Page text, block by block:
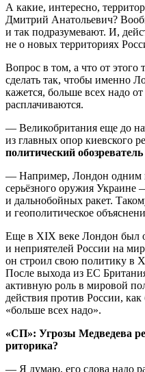
А какие, интересно,
Дмитрий Анатольевич?
и так подразумевают. И,
не о новых территориях
Вопрос в том, а что от этого
сделать так, чтобы именно
кажется, больше всех надо
расплачиваются.
— Великобритания еще до
из главных опор киевского
политический
— Например, Лондон одним
серьёзного оружия Украине
и дальнобойных ракет.
и геополитическое
Еще в XIX веке Лондон был
и неприятелей России на
он строил свою политику в
После выхода из ЕС
активную роль в мировой
действия против России,
«больше всех надо».
«СП»: Угрозы Медведева
риторика?
— Я думаю, его слова надо